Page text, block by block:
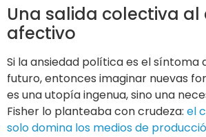
Una salida colectiva al
afectivo
Si la ansiedad política es el síntoma
futuro, entonces imaginar nuevas
es una utopía ingenua, sino una
Fisher lo planteaba con crudeza: el
solo domina los medios de